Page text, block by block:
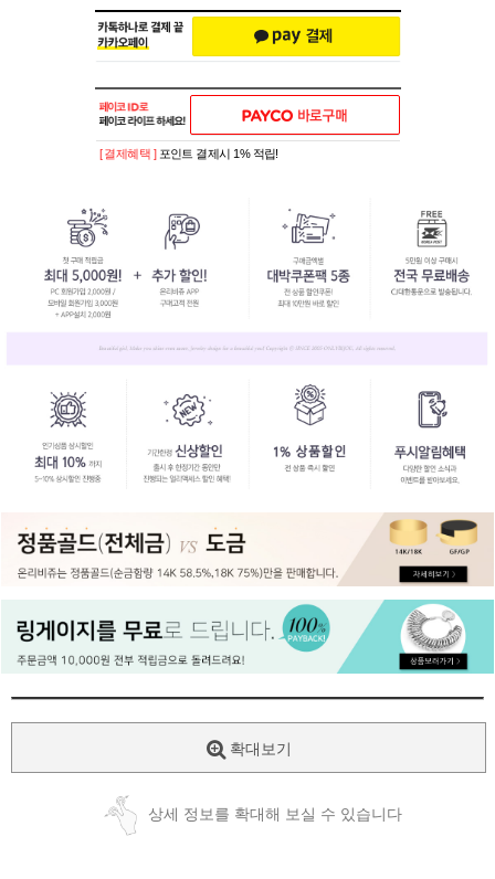
페이코 ID로
PAYCO 바로
[ 결제혜택 ] 포인트 결제시 1% 적립!
확대보기
상세 정보를 확대해 보실 수 있습니다